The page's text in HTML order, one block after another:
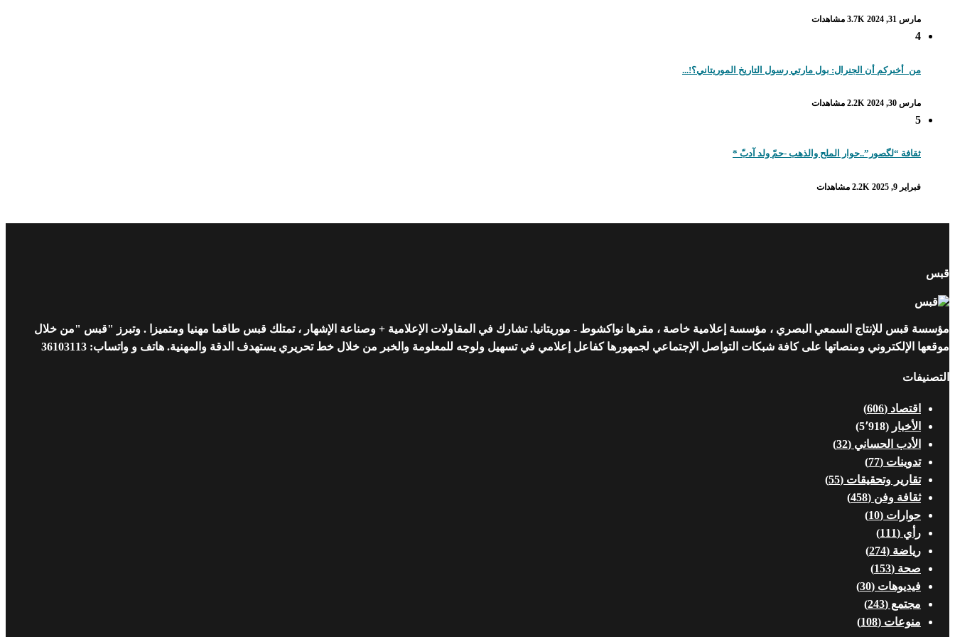
مارس 31, 2024 3.7K مشاهدات
4
من_أخبركم أن الجنرال: بول مارتي رسول التاريخ الموريتاني؟!...
مارس 30, 2024 2.2K مشاهدات
5
ثقافة “لگصور”..حوار الملح والذهب -حمّ ولد آدبّ *
فبراير 9, 2025 2.2K مشاهدات
قبس
مؤسسة قبس للإنتاج السمعي البصري ، مؤسسة إعلامية خاصة ، مقرها نواكشوط - موريتانيا. تشارك في المقاولات الإعلامية + وصناعة الإشهار ، تمتلك قبس طاقما مهنيا ومتميزا . وتبرز "قبس "من خلال
موقعها الإلكتروني ومنصاتها على كافة شبكات التواصل الإجتماعي لجمهورها كفاعل إعلامي في تسهيل ولوجه للمعلومة والخبر من خلال خط تحريري يستهدف الدقة والمهنية. هاتف و واتساب: 36103113
التصنيفات
اقتصاد (606)
الأخبار (5٬918)
الأدب الحساني (32)
تدوينات (77)
تقارير وتحقيقات (55)
ثقافة وفن (458)
حوارات (10)
رأي (111)
رياضة (274)
صحة (153)
فيديوهات (30)
مجتمع (243)
منوعات (108)